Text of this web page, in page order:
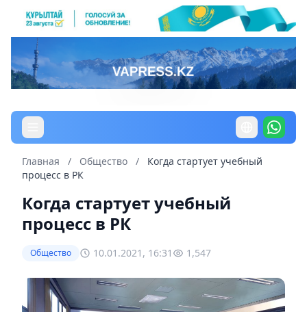
Главная / Общество /
Когда стартует учебный
процесс в РК
Когда стартует учебный
процесс в РК
Общество 10.01.2021, 16:31 1,547